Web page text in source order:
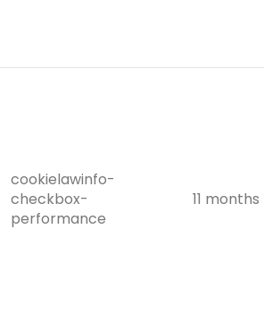
cookielawinfo-
checkbox-
performance
11 months